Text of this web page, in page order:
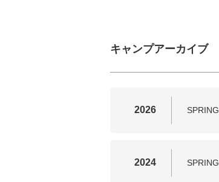
キャンプアーカイブ
2026 SPRING
2024 SPRING